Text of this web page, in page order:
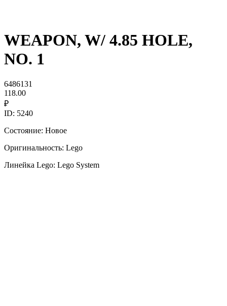
WEAPON, W/ 4.85 HOLE,
NO. 1
6486131
118.00
₽
ID: 5240
Состояние: Новое
Оригинальность: Lego
Линейка Lego: Lego System